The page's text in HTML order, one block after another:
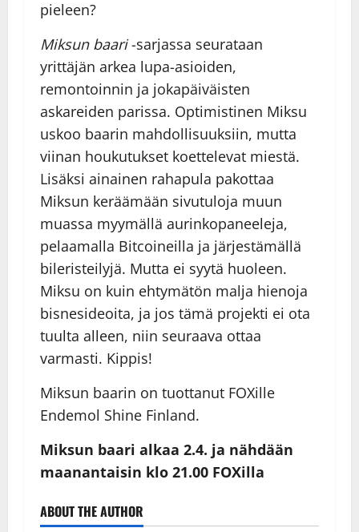
pieleen?
Miksun baari-sarjassa seurataan
yrittäjän arkea lupa-asioiden,
remontoinnin ja jokapäiväisten
askareiden parissa. Optimistinen Miksu
uskoo baarin mahdollisuuksiin, mutta
viinan houkutukset koettelevat miestä.
Lisäksi ainainen rahapula pakottaa
Miksun keräämään sivutuloja muun
muassa myymällä aurinkopaneeleja,
pelaamalla Bitcoineilla ja järjestämällä
bileristeilyjä. Mutta ei syytä huoleen.
Miksu on kuin ehtymätön malja hienoja
bisnesideoita, ja jos tämä projekti ei ota
tuulta alleen, niin seuraava ottaa
varmasti. Kippis!
Miksun baarin on tuottanut FOXille
Endemol Shine Finland.
Miksun baari alkaa 2.4. ja nähdään
maanantaisin klo 21.00 FOXilla
ABOUT THE AUTHOR